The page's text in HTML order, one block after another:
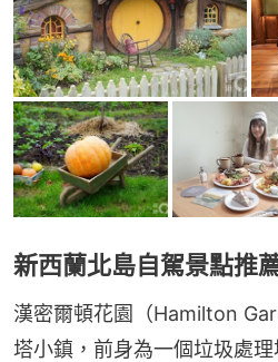
新西蘭北島自駕景點推
漢密爾頓花園（Hamilton
塔小鎮，前身為一個垃圾處